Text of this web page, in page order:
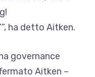
ha detto Aitken.
governance
Aitken –